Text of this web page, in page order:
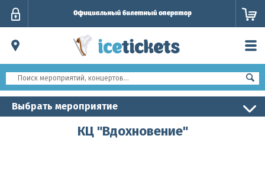
Выбрать мероприятие
КЦ "Вдохновение"